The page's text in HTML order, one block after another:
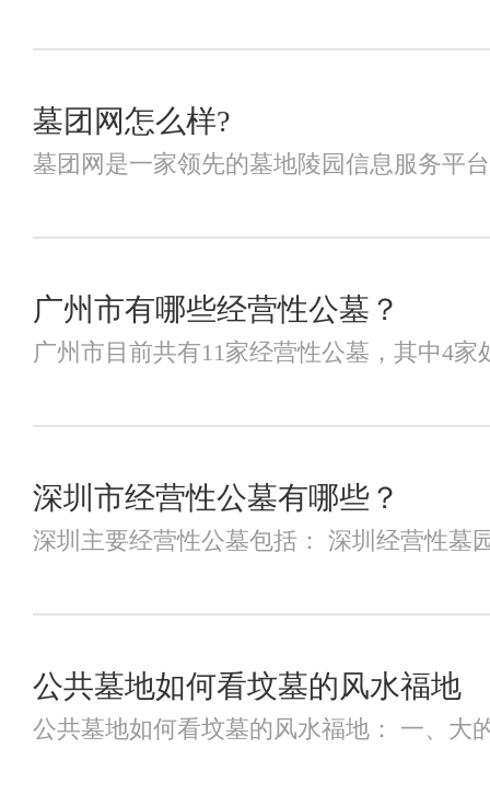
墓团网怎么样?
墓团网是一家领先的墓地陵园信息服务平
广州市有哪些经营性公墓？
广州市目前共有11家经营性公墓，其中4家
深圳市经营性公墓有哪些？
深圳主要经营性公墓包括：‌ 深圳经营性墓
公共墓地如何看坟墓的风水福地
公共墓地如何看坟墓的风水福地： 一、大